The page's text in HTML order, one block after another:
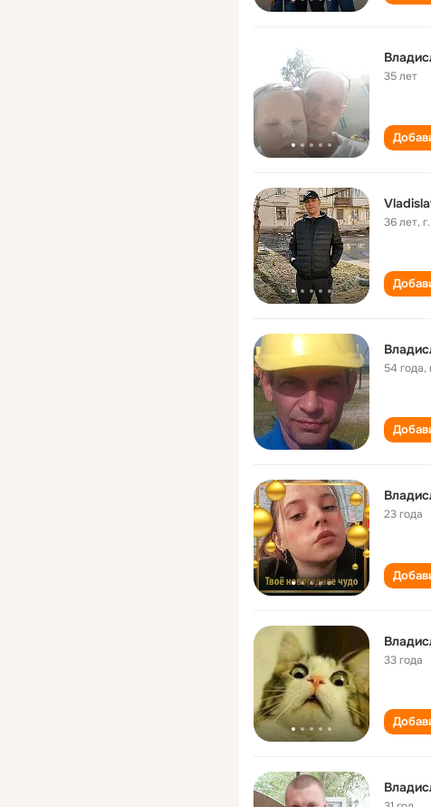
35 лет
36 лет,
54 года,
23 года
33 года